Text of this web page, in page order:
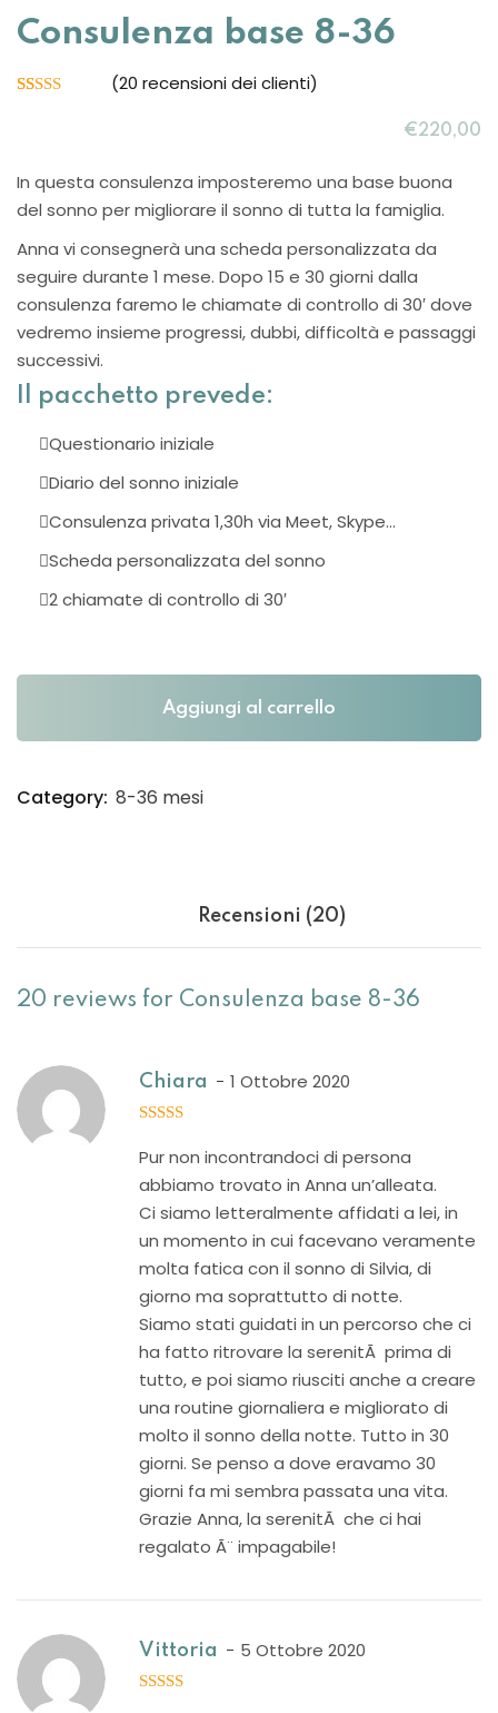
Consulenza base 8-36
(20 recensioni dei clienti)
€220,00
In questa consulenza imposteremo una base buona
del sonno per migliorare il sonno di tutta la famiglia.
Anna vi consegnerà una scheda personalizzata da
seguire durante 1 mese. Dopo 15 e 30 giorni dalla
consulenza faremo le chiamate di controllo di 30′ dove
vedremo insieme progressi, dubbi, difficoltà e passaggi
successivi.
Il pacchetto prevede:
Questionario iniziale
Diario del sonno iniziale
Consulenza privata 1,30h via Meet, Skype…
Scheda personalizzata del sonno
2 chiamate di controllo di 30′
Aggiungi al carrello
Category: 8-36 mesi
Recensioni (20)
20 reviews for Consulenza base 8-36
Chiara 1 Ottobre 2020
Pur non incontrandoci di persona
abbiamo trovato in Anna un’alleata.
Ci siamo letteralmente affidati a lei, in
un momento in cui facevano veramente
molta fatica con il sonno di Silvia, di
giorno ma soprattutto di notte.
Siamo stati guidati in un percorso che ci
ha fatto ritrovare la serenitÃ prima di
tutto, e poi siamo riusciti anche a creare
una routine giornaliera e migliorato di
molto il sonno della notte. Tutto in 30
giorni. Se penso a dove eravamo 30
giorni fa mi sembra passata una vita.
Grazie Anna, la serenitÃ che ci hai
regalato Ã¨ impagabile!
Vittoria 5 Ottobre 2020
Sign up
Want to become an instructor?